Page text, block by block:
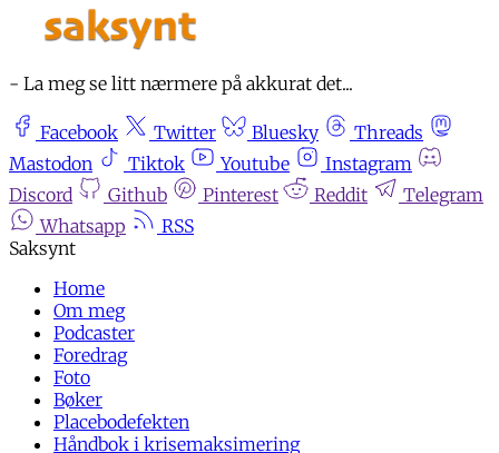
- La meg se litt nærmere på akkurat det...
Facebook Twitter Bluesky
Threads
Mastodon
Tiktok Youtube
Instagram
Discord
Github Pinterest Reddit
Telegram
Whatsapp
RSS
Home
Om meg
Podcaster
Foredrag
Foto
Bøker
Placebodefekten
Håndbok i krisemaksimering